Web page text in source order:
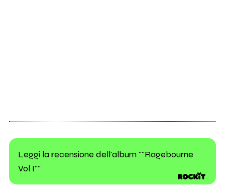
Leggi la recensione dell'album ""Ragebourne
Vol I""